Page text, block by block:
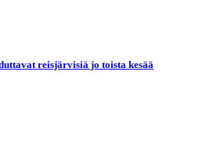
reisjärvisiä jo toista kesää